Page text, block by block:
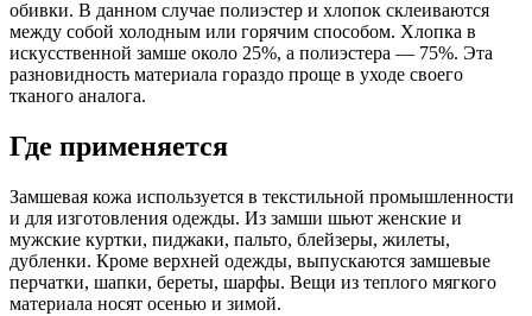
обивки. В данном случае полиэстер и хлопок склеиваются
между собой холодным или горячим способом. Хлопка в
искусственной замше около 25%, а полиэстера — 75%. Эта
разновидность материала гораздо проще в уходе своего
тканого аналога.
Где применяется
Замшевая кожа используется в текстильной промышленности
и для изготовления одежды. Из замши шьют женские и
мужские куртки, пиджаки, пальто, блейзеры, жилеты,
дубленки. Кроме верхней одежды, выпускаются замшевые
перчатки, шапки, береты, шарфы. Вещи из теплого мягкого
материала носят осенью и зимой.